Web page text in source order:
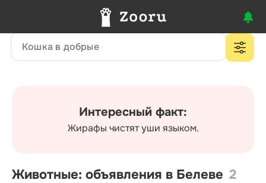
Интересный факт:
Жирафы чистят уши языком.
Животные: объявления в Белеве 2